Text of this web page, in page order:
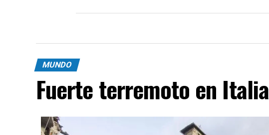
MUNDO
Fuerte terremoto en Italia